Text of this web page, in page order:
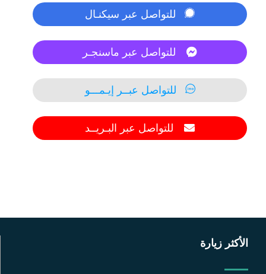
للتواصل عبر سيكنـال
للتواصل عبر ماسنجـر
للتواصل عبــر إيـمـــو
للتواصل عبر البـريــد
الأكثر زيارة